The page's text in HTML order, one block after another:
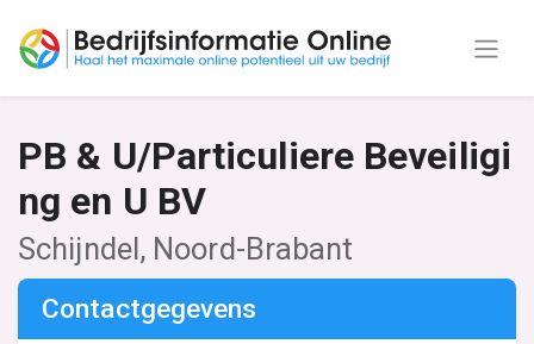
PB & U/Particuliere Beveiligi
ng en U BV
Schijndel, Noord-Brabant
Contactgegevens